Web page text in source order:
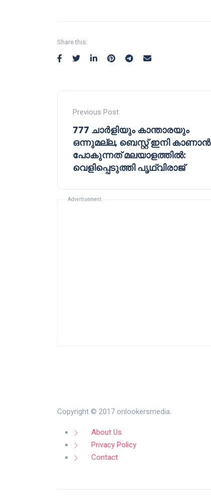
Share this:
Previous Post
777 ചാർളിയും കാന്താരയും
ഒന്നുമല്ല, ബെസ്റ്റ് ഇനി കാണാൻ
പോകുന്നത് മലയാളത്തിൽ:
വെളിപ്പെടുത്തി പൃഥ്വിരാജ്
Advertisement
Copyright © 2017 onlookersmedia.
About Us
Privacy Policy
Contact